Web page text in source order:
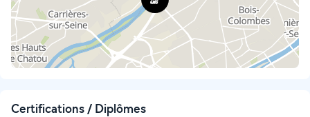
Certifications / Diplômes